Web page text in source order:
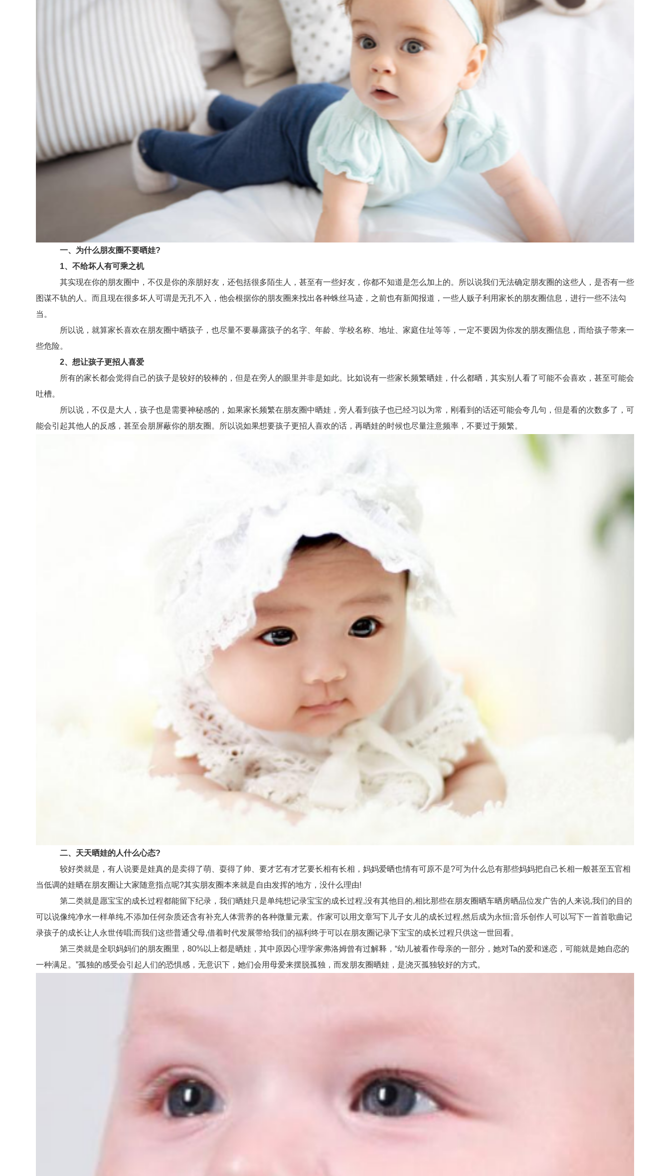
一、为什么朋友圈不要晒娃?
1、不给坏人有可乘之机
其实现在你的朋友圈中，不仅是你的亲朋好友，还包括很多陌生人，甚至有一些好友，你都不知道是怎么加上的。所以说我们无法确定朋友圈的这些人，是否有一些
图谋不轨的人。而且现在很多坏人可谓是无孔不入，他会根据你的朋友圈来找出各种蛛丝马迹，之前也有新闻报道，一些人贩子利用家长的朋友圈信息，进行一些不法勾
当。
所以说，就算家长喜欢在朋友圈中晒孩子，也尽量不要暴露孩子的名字、年龄、学校名称、地址、家庭住址等等，一定不要因为你发的朋友圈信息，而给孩子带来一
些危险。
2、想让孩子更招人喜爱
所有的家长都会觉得自己的孩子是较好的较棒的，但是在旁人的眼里并非是如此。比如说有一些家长频繁晒娃，什么都晒，其实别人看了可能不会喜欢，甚至可能会
吐槽。
所以说，不仅是大人，孩子也是需要神秘感的，如果家长频繁在朋友圈中晒娃，旁人看到孩子也已经习以为常，刚看到的话还可能会夸几句，但是看的次数多了，可
能会引起其他人的反感，甚至会朋屏蔽你的朋友圈。所以说如果想要孩子更招人喜欢的话，再晒娃的时候也尽量注意频率，不要过于频繁。
二、天天晒娃的人什么心态?
较好类就是，有人说要是娃真的是卖得了萌、耍得了帅、要才艺有才艺要长相有长相，妈妈爱晒也情有可原不是?可为什么总有那些妈妈把自己长相一般甚至五官相
当低调的娃晒在朋友圈让大家随意指点呢?其实朋友圈本来就是自由发挥的地方，没什么理由!
第二类就是愿宝宝的成长过程都能留下纪录，我们晒娃只是单纯想记录宝宝的成长过程,没有其他目的,相比那些在朋友圈晒车晒房晒品位发广告的人来说,我们的目的
可以说像纯净水一样单纯,不添加任何杂质还含有补充人体营养的各种微量元素。作家可以用文章写下儿子女儿的成长过程,然后成为永恒;音乐创作人可以写下一首首歌曲记
录孩子的成长让人永世传唱;而我们这些普通父母,借着时代发展带给我们的福利终于可以在朋友圈记录下宝宝的成长过程只供这一世回看。
第三类就是全职妈妈们的朋友圈里，80%以上都是晒娃，其中原因心理学家弗洛姆曾有过解释，“幼儿被看作母亲的一部分，她对Ta的爱和迷恋，可能就是她自恋的
一种满足。”孤独的感受会引起人们的恐惧感，无意识下，她们会用母爱来摆脱孤独，而发朋友圈晒娃，是浇灭孤独较好的方式。